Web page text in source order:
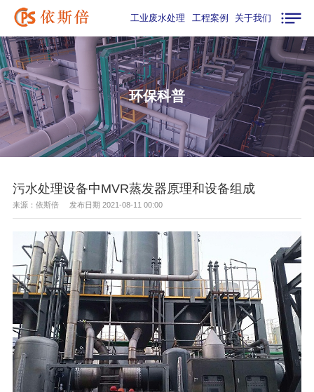
工业废水处理 工程案例 关于我们
环保科普
污水处理设备中MVR蒸发器原理和设备组成
来源：依斯倍 发布日期 2021-08-11 00:00